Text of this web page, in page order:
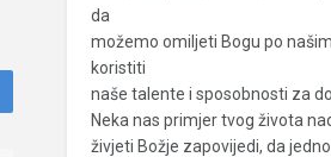
da
možemo omiljeti Bogu po
koristiti
naše talente i sposobnosti za
Neka nas primjer tvog života
živjeti Božje zapovijedi, da